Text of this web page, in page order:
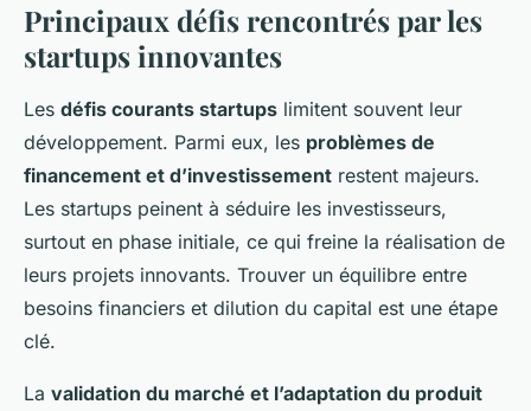
Quels sont les défis les plus
courants auxquels sont
confrontées les startups
innovantes ?
Arthur 24 juillet 2025 5 min de lecture
Principaux défis rencontrés par les
startups innovantes
Les défis courants startups limitent souvent leur
développement. Parmi eux, les problèmes de
financement et d’investissement restent majeurs.
Les startups peinent à séduire les investisseurs,
surtout en phase initiale, ce qui freine la réalisation de
leurs projets innovants. Trouver un équilibre entre
besoins financiers et dilution du capital est une étape
clé.
La validation du marché et l’adaptation du produit